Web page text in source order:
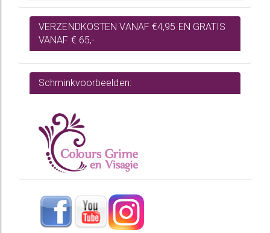
VERZENDKOSTEN VANAF €4,95 EN GRATIS
VANAF € 65,-
Schminkvoorbeelden: